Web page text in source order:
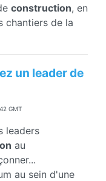
construction, en
chantiers de la
un leader de
GMT
leaders
au
au sein d'une